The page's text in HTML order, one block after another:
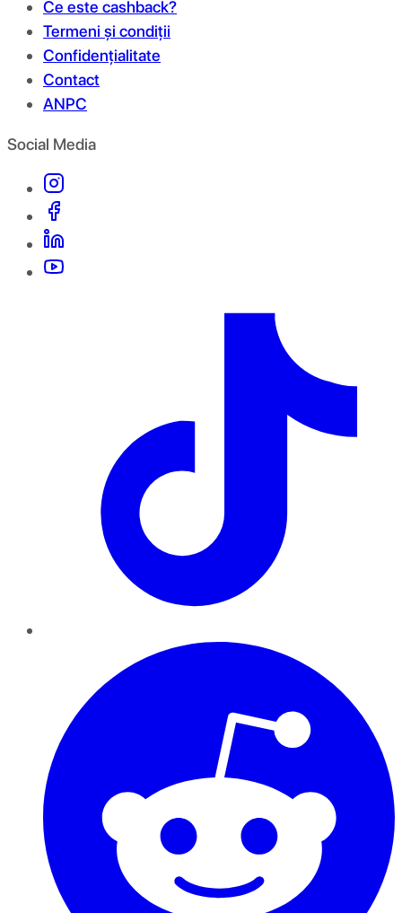
Ce este cashback?
Termeni și condiții
Confidențialitate
Contact
ANPC
Social Media